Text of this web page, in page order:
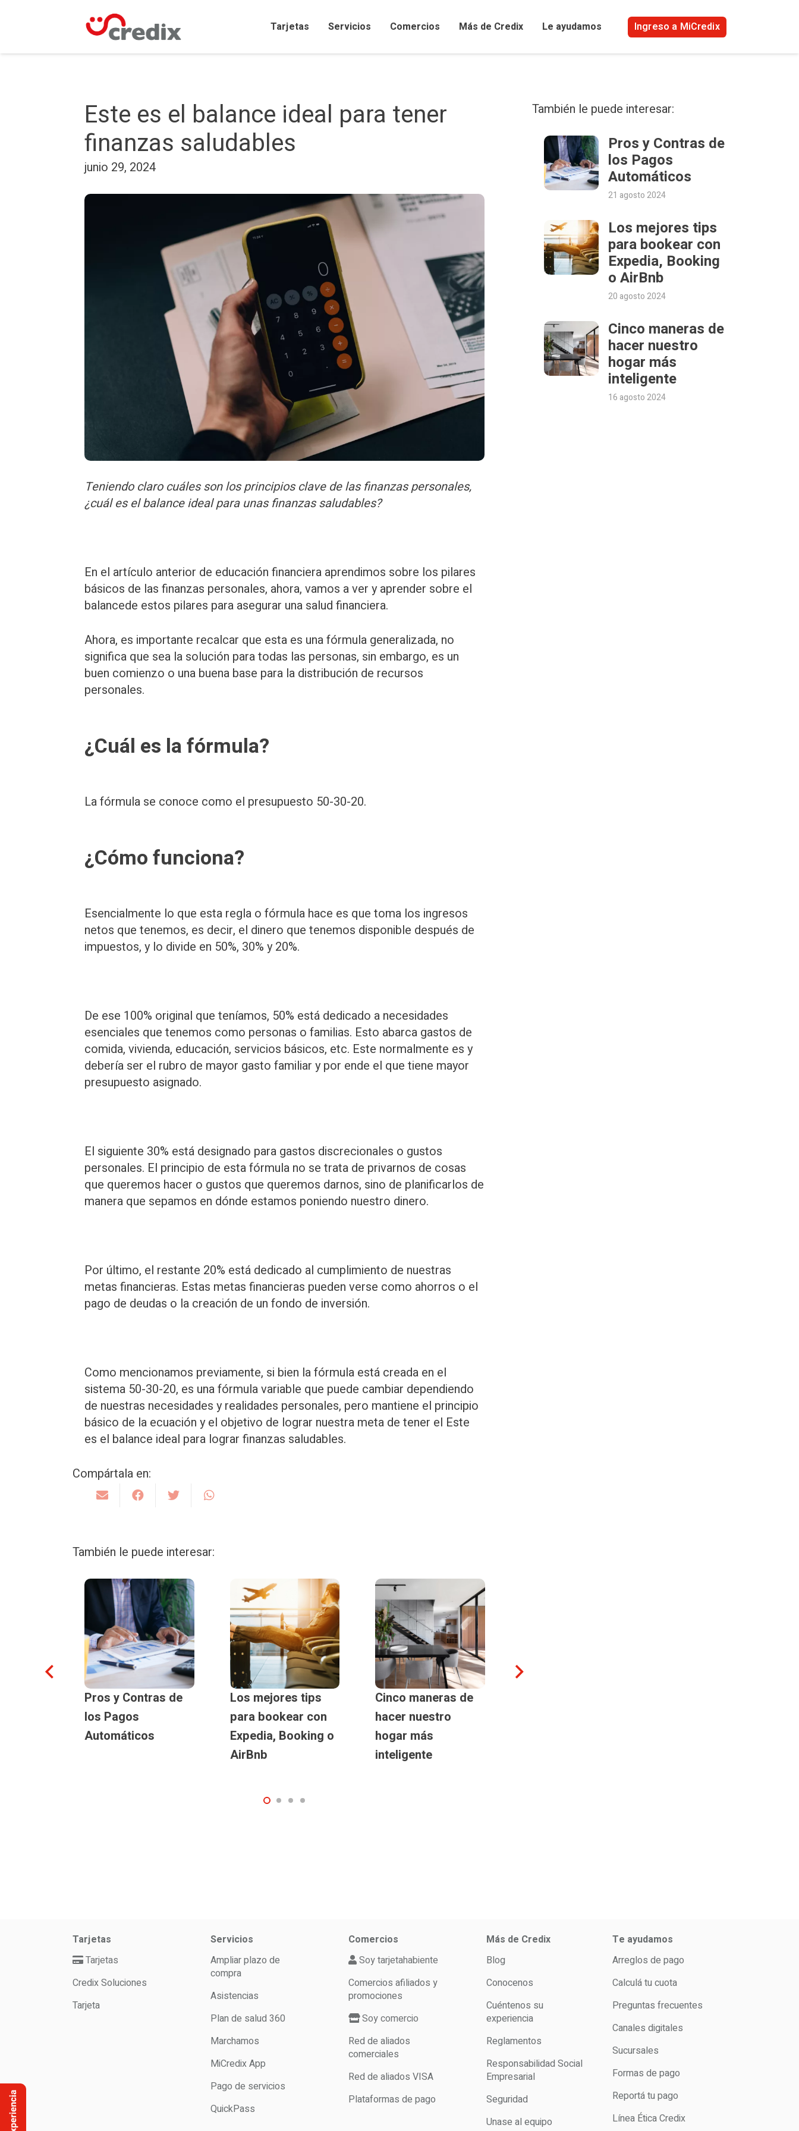
Tarjetas Servicios Comercios Más de Credix Le ayudamos Ingreso a MiCredix
Este es el balance ideal para tener
finanzas saludables
junio 29, 2024
Teniendo claro cuáles son los principios clave de las finanzas personales,
¿cuál es el balance ideal para unas finanzas saludables?
En el artículo anterior de educación financiera aprendimos sobre los pilares
básicos de las finanzas personales, ahora, vamos a ver y aprender sobre el
balancede estos pilares para asegurar una salud financiera.
Ahora, es importante recalcar que esta es una fórmula generalizada, no
significa que sea la solución para todas las personas, sin embargo, es un
buen comienzo o una buena base para la distribución de recursos
personales.
¿Cuál es la fórmula?
La fórmula se conoce como el presupuesto 50-30-20.
¿Cómo funciona?
Esencialmente lo que esta regla o fórmula hace es que toma los ingresos
netos que tenemos, es decir, el dinero que tenemos disponible después de
impuestos, y lo divide en 50%, 30% y 20%.
De ese 100% original que teníamos, 50% está dedicado a necesidades
esenciales que tenemos como personas o familias. Esto abarca gastos de
comida, vivienda, educación, servicios básicos, etc. Este normalmente es y
debería ser el rubro de mayor gasto familiar y por ende el que tiene mayor
presupuesto asignado.
El siguiente 30% está designado para gastos discrecionales o gustos
personales. El principio de esta fórmula no se trata de privarnos de cosas
que queremos hacer o gustos que queremos darnos, sino de planificarlos de
manera que sepamos en dónde estamos poniendo nuestro dinero.
Por último, el restante 20% está dedicado al cumplimiento de nuestras
metas financieras. Estas metas financieras pueden verse como ahorros o el
pago de deudas o la creación de un fondo de inversión.
Como mencionamos previamente, si bien la fórmula está creada en el
sistema 50-30-20, es una fórmula variable que puede cambiar dependiendo
de nuestras necesidades y realidades personales, pero mantiene el principio
básico de la ecuación y el objetivo de lograr nuestra meta de tener el Este
es el balance ideal para lograr finanzas saludables.
Compártala en:
También le puede interesar:
Pros y Contras de
los Pagos
Automáticos
Los mejores tips
para bookear con
Expedia, Booking o
AirBnb
Cinco maneras de
hacer nuestro
hogar más
inteligente
También le puede interesar:
Pros y Contras de
los Pagos
Automáticos
21 agosto 2024
Los mejores tips
para bookear con
Expedia, Booking
o AirBnb
20 agosto 2024
Cinco maneras de
hacer nuestro
hogar más
inteligente
16 agosto 2024
Tarjetas
Tarjetas
Credix Soluciones
Tarjeta
Servicios
Ampliar plazo de
compra
Asistencias
Plan de salud 360
Marchamos
MiCredix App
Pago de servicios
QuickPass
Comercios
Soy tarjetahabiente
Comercios afiliados y
promociones
Soy comercio
Red de aliados
comerciales
Red de aliados VISA
Plataformas de pago
Más de Credix
Blog
Conocenos
Cuéntenos su
experiencia
Reglamentos
Responsabilidad Social
Empresarial
Seguridad
Unase al equipo
Te ayudamos
Arreglos de pago
Calculá tu cuota
Preguntas frecuentes
Canales digitales
Sucursales
Formas de pago
Reportá tu pago
Línea Ética Credix